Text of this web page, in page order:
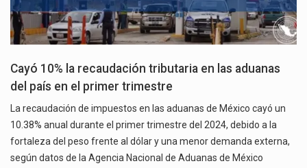
Cayó 10% la recaudación tributaria en las aduanas
del país en el primer trimestre
La recaudación de impuestos en las aduanas de México cayó un
10.38% anual durante el primer trimestre del 2024, debido a la
fortaleza del peso frente al dólar y una menor demanda externa,
según datos de la Agencia Nacional de Aduanas de México